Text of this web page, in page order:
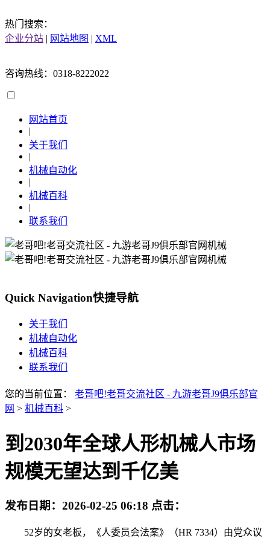
热门搜索：
企业分站 | 网站地图 | XML
咨询热线：0318-8222022
网站首页
|
关于我们
|
机械自动化
|
机械百科
|
联系我们
Quick Navigation快捷导航
关于我们
机械自动化
机械百科
联系我们
您的当前位置： 老哥吧!老哥交流社区 - 九游老哥J9俱乐部官
网 > 机械百科 >
到2030年全球人形机械人市场
规模无望达到千亿美
发布日期： 2026-02-25 06:18 点击：
52岁的女老板，《人委员会法案》（HR 7334）由党众议